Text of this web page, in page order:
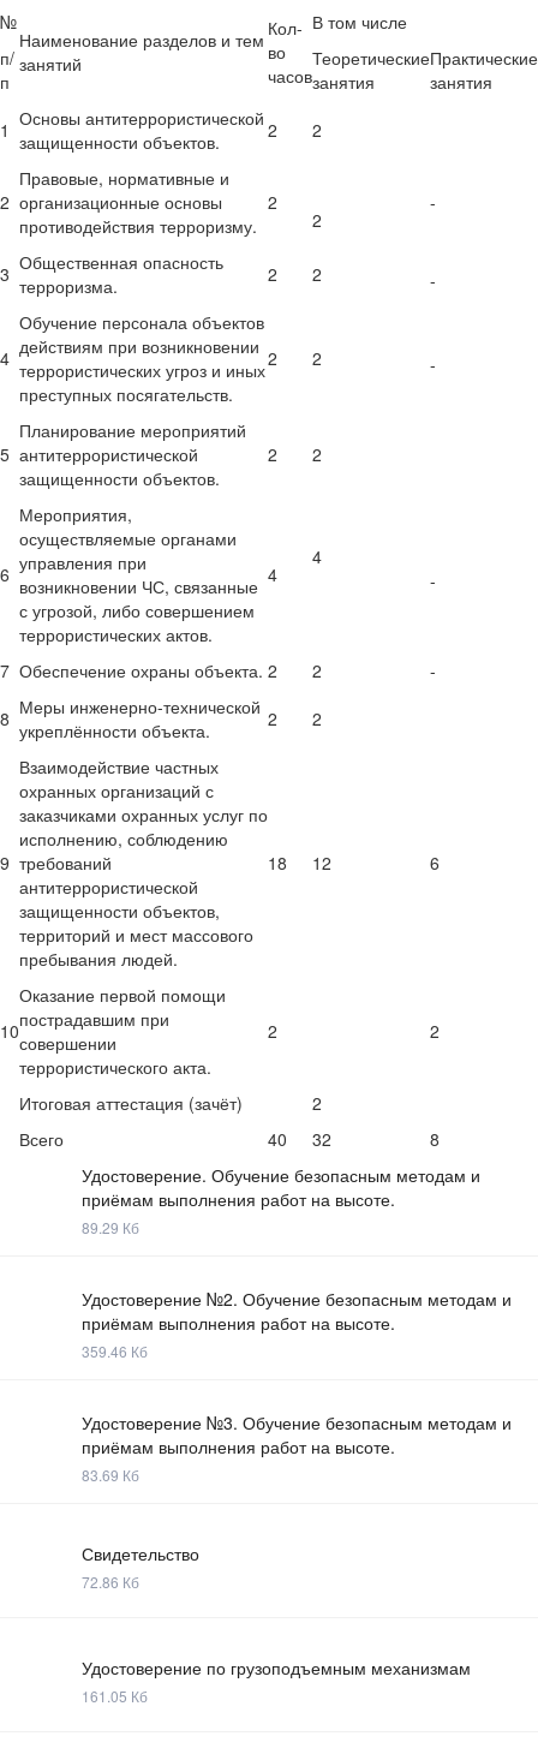
№
п/
п
Наименование разделов и тем
занятий
Кол-
во
часов
В том числе
Теоретические
занятия
Практические
занятия
1 Основы антитеррористической
защищенности объектов.
2 2
2
Правовые, нормативные и
организационные основы
противодействия терроризму.
2
2
-
3 Общественная опасность
терроризма.
2 2 -
4
Обучение персонала объектов
действиям при возникновении
террористических угроз и иных
преступных посягательств.
2 2 -
5
Планирование мероприятий
антитеррористической
защищенности объектов.
2 2
6
Мероприятия,
осуществляемые органами
управления при
возникновении ЧС, связанные
с угрозой, либо совершением
террористических актов.
4
4
-
7 Обеспечение охраны объекта. 2 2
-
8 Меры инженерно-технической
укреплённости объекта.
2 2
9
Взаимодействие частных
охранных организаций с
заказчиками охранных услуг по
исполнению, соблюдению
требований
антитеррористической
защищенности объектов,
территорий и мест массового
пребывания людей.
18 12 6
10
Оказание первой помощи
пострадавшим при
совершении
террористического акта.
2 2
Итоговая аттестация (зачёт)
2
Всего
40 32
8
Удостоверение. Обучение безопасным методам и
приёмам выполнения работ на высоте.
89.29 Кб
Удостоверение №2. Обучение безопасным методам и
приёмам выполнения работ на высоте.
359.46 Кб
Удостоверение №3. Обучение безопасным методам и
приёмам выполнения работ на высоте.
83.69 Кб
Свидетельство
72.86 Кб
Удостоверение по грузоподъемным механизмам
161.05 Кб